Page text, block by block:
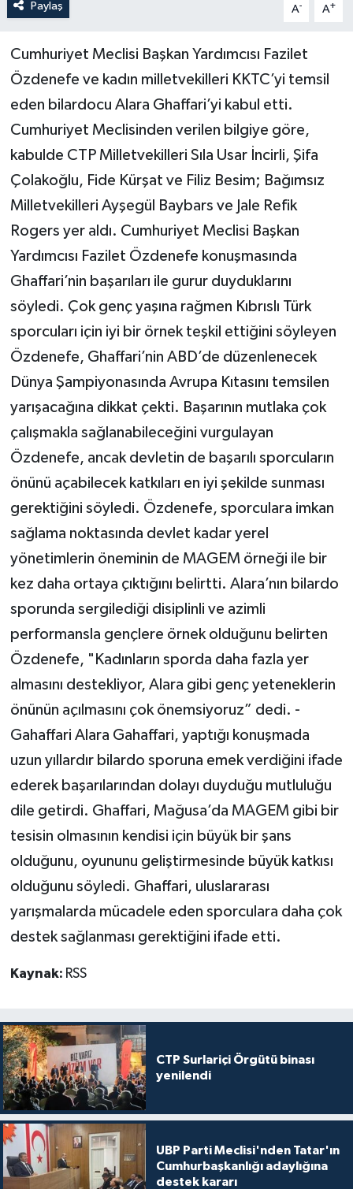
Paylaş A- A+
Cumhuriyet Meclisi Başkan Yardımcısı Fazilet
Özdenefe ve kadın milletvekilleri KKTC’yi temsil
eden bilardocu Alara Ghaffari’yi kabul etti.
Cumhuriyet Meclisinden verilen bilgiye göre,
kabulde CTP Milletvekilleri Sıla Usar İncirli, Şifa
Çolakoğlu, Fide Kürşat ve Filiz Besim; Bağımsız
Milletvekilleri Ayşegül Baybars ve Jale Refik
Rogers yer aldı. Cumhuriyet Meclisi Başkan
Yardımcısı Fazilet Özdenefe konuşmasında
Ghaffari’nin başarıları ile gurur duyduklarını
söyledi. Çok genç yaşına rağmen Kıbrıslı Türk
sporcuları için iyi bir örnek teşkil ettiğini söyleyen
Özdenefe, Ghaffari’nin ABD’de düzenlenecek
Dünya Şampiyonasında Avrupa Kıtasını temsilen
yarışacağına dikkat çekti. Başarının mutlaka çok
çalışmakla sağlanabileceğini vurgulayan
Özdenefe, ancak devletin de başarılı sporcuların
önünü açabilecek katkıları en iyi şekilde sunması
gerektiğini söyledi. Özdenefe, sporculara imkan
sağlama noktasında devlet kadar yerel
yönetimlerin öneminin de MAGEM örneği ile bir
kez daha ortaya çıktığını belirtti. Alara’nın bilardo
sporunda sergilediği disiplinli ve azimli
performansla gençlere örnek olduğunu belirten
Özdenefe, "Kadınların sporda daha fazla yer
almasını destekliyor, Alara gibi genç yeteneklerin
önünün açılmasını çok önemsiyoruz” dedi. -
Gahaffari Alara Gahaffari, yaptığı konuşmada
uzun yıllardır bilardo sporuna emek verdiğini ifade
ederek başarılarından dolayı duyduğu mutluluğu
dile getirdi. Ghaffari, Mağusa’da MAGEM gibi bir
tesisin olmasının kendisi için büyük bir şans
olduğunu, oyununu geliştirmesinde büyük katkısı
olduğunu söyledi. Ghaffari, uluslararası
yarışmalarda mücadele eden sporculara daha çok
destek sağlanması gerektiğini ifade etti.
Kaynak: RSS
CTP Surlariçi Örgütü binası
yenilendi
UBP Parti Meclisi'nden Tatar'ın
Cumhurbaşkanlığı adaylığına
destek kararı